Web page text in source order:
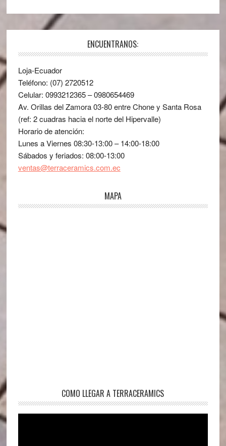
ENCUENTRANOS:
Loja-Ecuador
Teléfono: (07) 2720512
Celular: 0993212365 – 0980654469
Av. Orillas del Zamora 03-80 entre Chone y Santa Rosa
(ref: 2 cuadras hacia el norte del Hipervalle)
Horario de atención:
Lunes a Viernes 08:30-13:00 – 14:00-18:00
Sábados y feriados: 08:00-13:00
ventas@terraceramics.com.ec
MAPA
COMO LLEGAR A TERRACERAMICS